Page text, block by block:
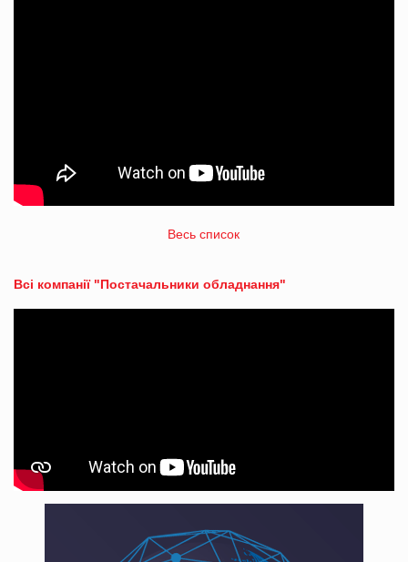
Весь список
Всі компанії "Постачальники обладнання"